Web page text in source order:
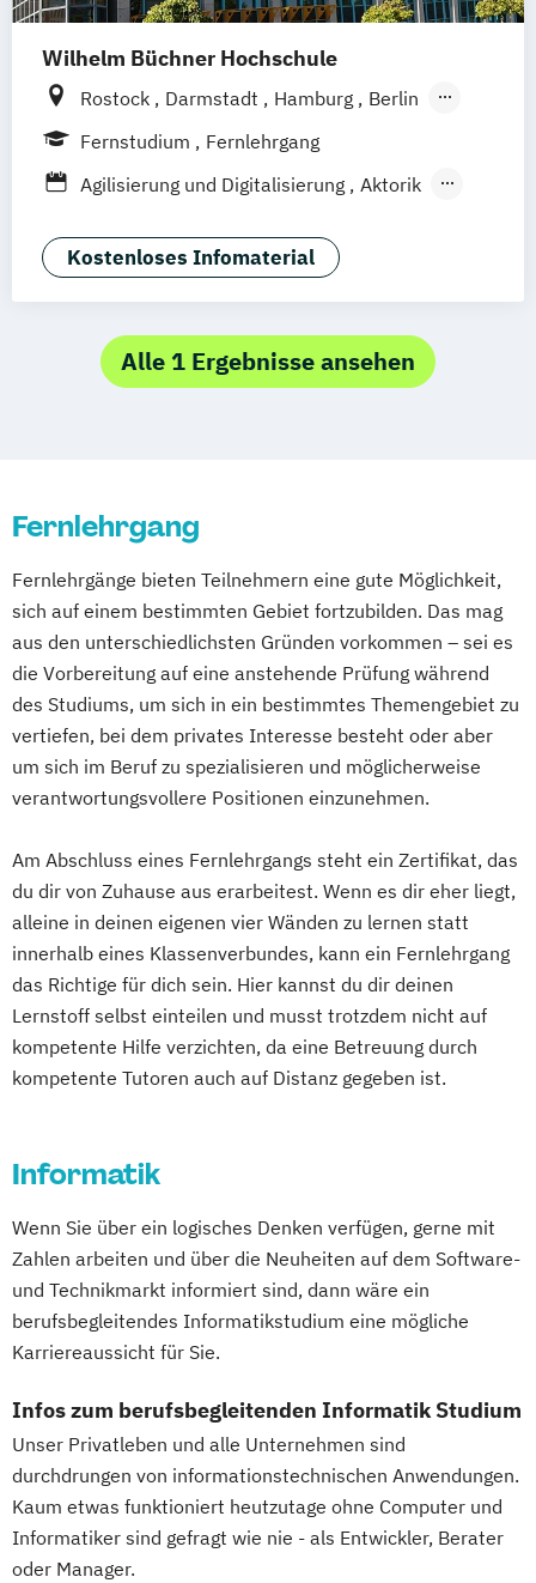
Wilhelm Büchner Hochschule
Rostock Darmstadt Hamburg
Berlin
Hannover
Bonn Nürnberg
Wien Zürich Dortmund
Fernstudium
Fernlehrgang
Agilisierung und Digitalisierung
Aktorik
Angewandte Mathematik
Animation Design App-Entwicklung
Betriebswirtschaftslehre
Betriebswirtschaftslehre und
Computational Chemistry
Development
Digitale Medien
Digitale Transformation kompakt
Digitales Energiemanagement und
Energiesysteme
Digitalisierung und Transformation
Einführung in die Elektrotechnik
Elektrische und hybride Antriebe
Elektro- und Informationstechnik
Elektrotechnik
Energieerzeugung aus Biomasse
Energieingenieurwesen
Energiespeichertechnik
Energieverfahrenstechnik
Energiewirtschaft und -management
Fahrzeugtechnik
Game Development
Gestaltung interaktiver Systeme
Grundlagen des Software Engineering
IT-Sicherheit Industriedesign
Informatik Ingenieurpsychologie
Innovations- und Technologiemanagement
KI und maschinelles Lernen
Kommunikationsdesign
Kunststofftechnik
Lebensmittelverfahrenstechnik
Leit- und Sicherungstechnik
Kostenloses Infomaterial
Alle 1 Ergebnisse ansehen
Fernlehrgang
Fernlehrgänge bieten Teilnehmern eine gute Möglichkeit,
sich auf einem bestimmten Gebiet fortzubilden. Das mag
aus den unterschiedlichsten Gründen vorkommen – sei es
die Vorbereitung auf eine anstehende Prüfung während
des Studiums, um sich in ein bestimmtes Themengebiet zu
vertiefen, bei dem privates Interesse besteht oder aber
um sich im Beruf zu spezialisieren und möglicherweise
verantwortungsvollere Positionen einzunehmen.
Am Abschluss eines Fernlehrgangs steht ein Zertifikat, das
du dir von Zuhause aus erarbeitest. Wenn es dir eher liegt,
alleine in deinen eigenen vier Wänden zu lernen statt
innerhalb eines Klassenverbundes, kann ein Fernlehrgang
das Richtige für dich sein. Hier kannst du dir deinen
Lernstoff selbst einteilen und musst trotzdem nicht auf
kompetente Hilfe verzichten, da eine Betreuung durch
kompetente Tutoren auch auf Distanz gegeben ist.
Informatik
Wenn Sie über ein logisches Denken verfügen, gerne mit
Zahlen arbeiten und über die Neuheiten auf dem Software-
und Technikmarkt informiert sind, dann wäre ein
berufsbegleitendes Informatikstudium eine mögliche
Karriereaussicht für Sie.
Infos zum berufsbegleitenden Informatik Studium
Unser Privatleben und alle Unternehmen sind
durchdrungen von informationstechnischen Anwendungen.
Kaum etwas funktioniert heutzutage ohne Computer und
Informatiker sind gefragt wie nie - als Entwickler, Berater
oder Manager.